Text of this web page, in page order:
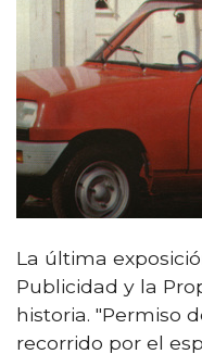
La última
Publicidad y la
historia. "Permiso
recorrido por el